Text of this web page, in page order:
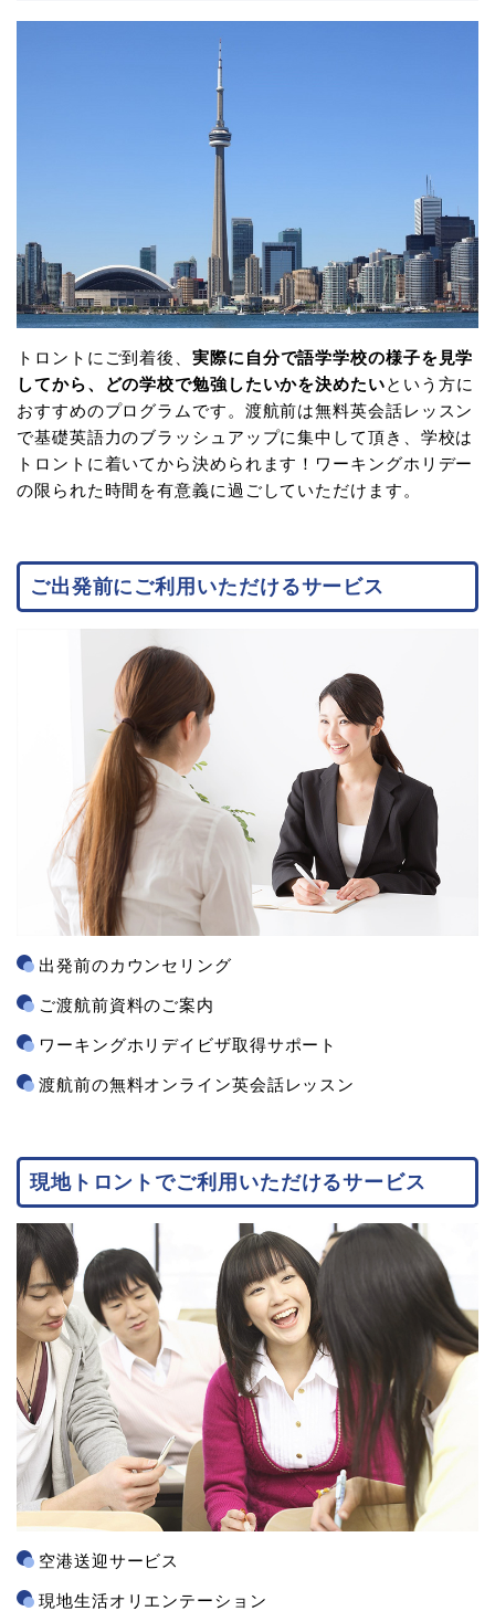
トロントにご到着後、 実際に自分で語学学校の様子を見学
してから、どの学校で勉強したいかを決めたいという方に
おすすめのプログラムです。渡航前は無料英会話レッスン
で基礎英語力のブラッシュアップに集中して頂き、学校は
トロントに着いてから決められます！ワーキングホリデー
の限られた時間を有意義に過ごしていただけます。
ご出発前にご利用いただけるサービス
出発前のカウンセリング
ご渡航前資料のご案内
ワーキングホリデイビザ取得サポート
渡航前の無料オンライン英会話レッスン
現地トロントでご利用いただけるサービス
空港送迎サービス
現地生活オリエンテーション